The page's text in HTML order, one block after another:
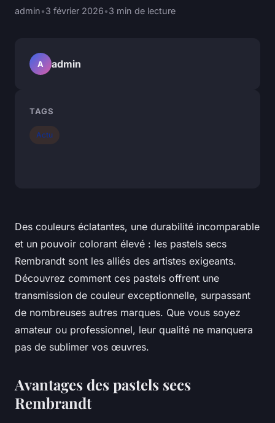
admin•3 février 2026•3 min de lecture
Des couleurs éclatantes, une durabilité incomparable
et un pouvoir colorant élevé : les pastels secs
Rembrandt sont les alliés des artistes exigeants.
Découvrez comment ces pastels offrent une
transmission de couleur exceptionnelle, surpassant
de nombreuses autres marques. Que vous soyez
amateur ou professionnel, leur qualité ne manquera
pas de sublimer vos œuvres.
Avantages des pastels secs
Rembrandt
A admin
TAGS
Actu